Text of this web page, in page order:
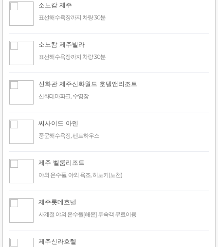
소노캄 제주
표선해수욕장까지 차량 30분
소노캄 제주빌라
표선해수욕장까지 차량 30분
신화관 제주신화월드 호텔앤리조트
신화테마파크, 수영장
씨사이드 아덴
중문해수욕장, 펜트하우스
제주 벨룸리조트
야외 온수풀, 야외 욕조, 히노키(노천)
제주롯데호텔
사계절 야외 온수풀[해온] 투숙객 무료이용!
제주신라호텔